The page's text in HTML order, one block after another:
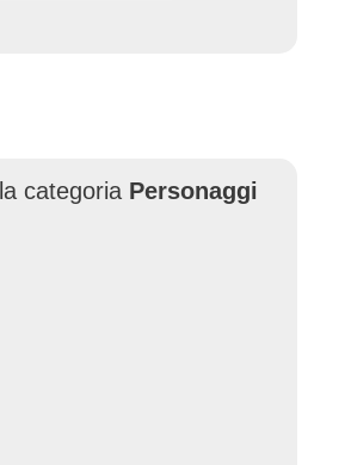
categoria Personaggi